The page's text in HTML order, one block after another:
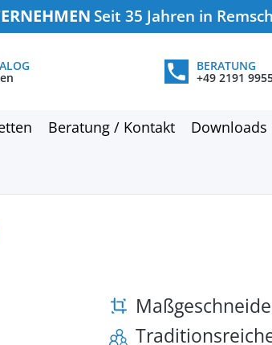
Seit 35 Jahren in
BERATUNG
+49 2191
Beratung / Kontakt Downloads